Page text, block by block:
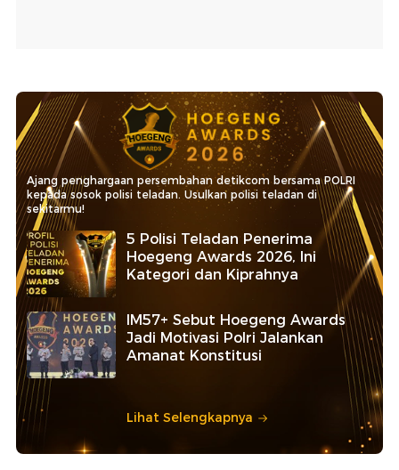
Ajang penghargaan persembahan detikcom bersama POLRI
kepada sosok polisi teladan. Usulkan polisi teladan di
sekitarmu!
5 Polisi Teladan Penerima
Hoegeng Awards 2026, Ini
Kategori dan Kiprahnya
IM57+ Sebut Hoegeng Awards
Jadi Motivasi Polri Jalankan
Amanat Konstitusi
Lihat Selengkapnya